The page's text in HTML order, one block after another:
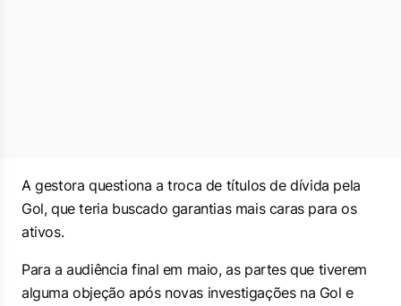
A gestora questiona a troca de títulos de dívida pela
Gol, que teria buscado garantias mais caras para os
ativos.
Para a audiência final em maio, as partes que tiverem
alguma objeção após novas investigações na Gol e